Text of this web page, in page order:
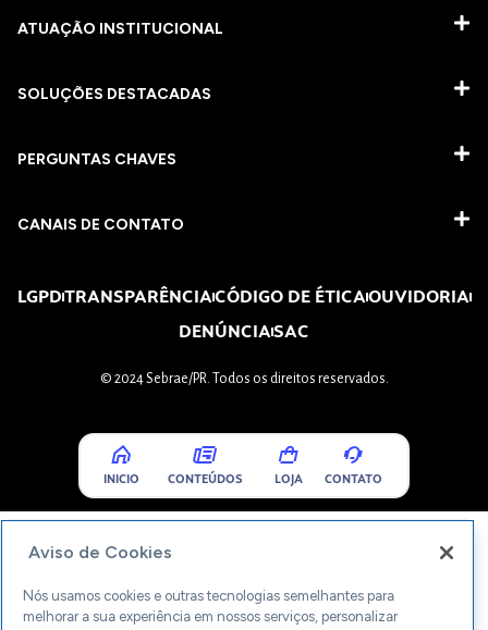
ATUAÇÃO INSTITUCIONAL
SOLUÇÕES DESTACADAS
PERGUNTAS CHAVES​
CANAIS DE CONTATO
LGPDTRANSPARÊNCIACÓDIGO DE ÉTICAOUVIDORIA
DENÚNCIASAC
© 2024 Sebrae/PR. Todos os direitos reservados.
INICIO CONTEÚDOS LOJA CONTATO
Aviso de Cookies
Nós usamos cookies e outras tecnologias semelhantes para
melhorar a sua experiência em nossos serviços, personalizar